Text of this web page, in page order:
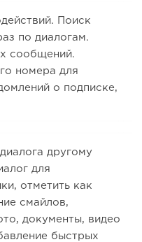
Поиск
по диалогам.
сообщений.
номера для
о подписке,
другому
для
отметить как
смайлов,
документы, видео
быстрых